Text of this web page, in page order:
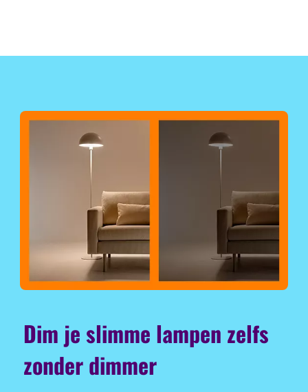
Dim je slimme lampen zelfs
zonder dimmer